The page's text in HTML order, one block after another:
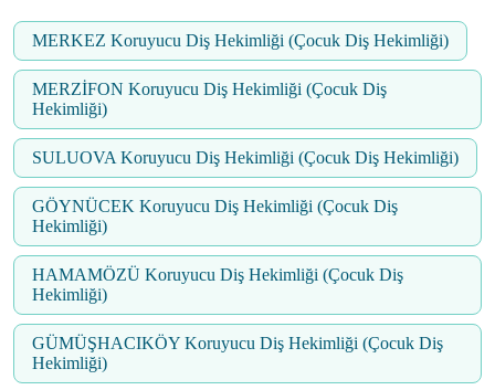
MERKEZ Koruyucu Diş Hekimliği (Çocuk Diş Hekimliği)
MERZİFON Koruyucu Diş Hekimliği (Çocuk Diş
Hekimliği)
SULUOVA Koruyucu Diş Hekimliği (Çocuk Diş Hekimliği)
GÖYNÜCEK Koruyucu Diş Hekimliği (Çocuk Diş
Hekimliği)
HAMAMÖZÜ Koruyucu Diş Hekimliği (Çocuk Diş
Hekimliği)
GÜMÜŞHACIKÖY Koruyucu Diş Hekimliği (Çocuk Diş
Hekimliği)